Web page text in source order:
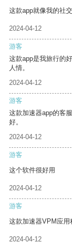
这款app就像我的社
2024-04-12
游客
这款app是我旅行的
人情。
2024-04-12
游客
这款加速器app的客
好。
2024-04-12
游客
这个软件很好用
2024-04-12
游客
这款加速器VPM应用
2024-04-12